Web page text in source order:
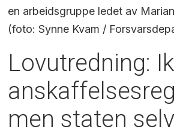
en arbeidsgruppe ledet av
(foto: Synne Kvam /
Lovutredning:
men staten